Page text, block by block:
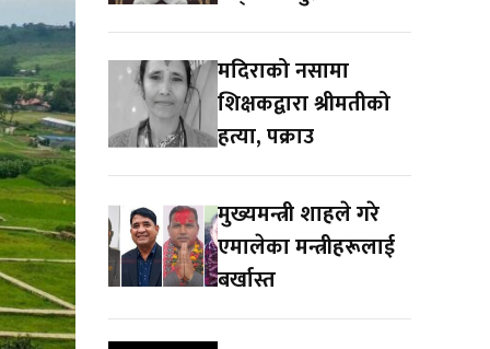
मदिराको नसामा
शिक्षकद्वारा श्रीमतीको
हत्या, पक्राउ
मुख्यमन्त्री शाहले गरे
एमालेका मन्त्रीहरूलाई
बर्खास्त